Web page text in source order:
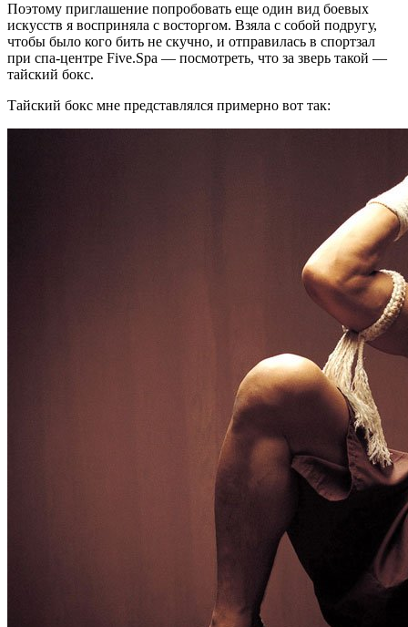
Поэтому приглашение попробовать еще один вид боевых
искусств я восприняла с восторгом. Взяла с собой подругу,
чтобы было кого бить не скучно, и отправилась в спортзал
при спа-центре Five.Spa — посмотреть, что за зверь такой —
тайский бокс.
Тайский бокс мне представлялся примерно вот так: